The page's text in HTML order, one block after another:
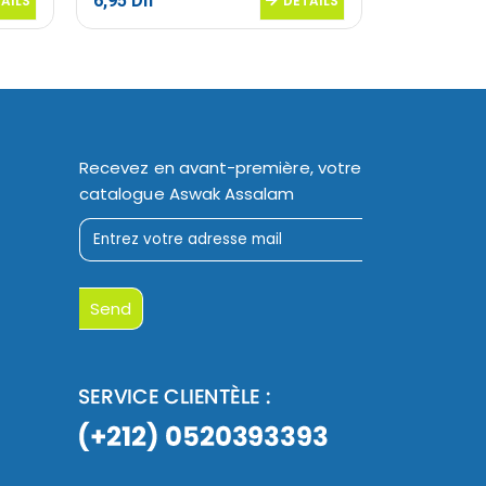
Recevez en avant-première, votre
catalogue Aswak Assalam